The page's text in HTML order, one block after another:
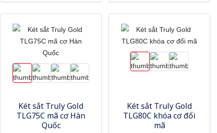
Két sắt Truly Gold
TLG75C mã cơ Hàn
Quốc
Két sắt Truly Gold
TLG80C khóa cơ đổi
mã